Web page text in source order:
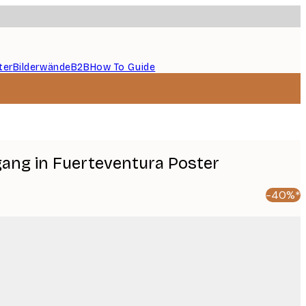
BilderwändeB2BHow To Guide
in Fuerteventura Poster
-40%*